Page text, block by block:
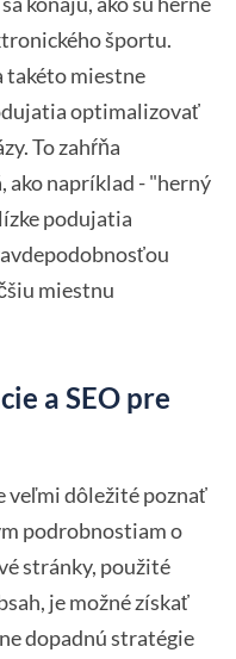
športu.
takéto miestne
optimalizovať
To zahŕňa
ako napríklad - "herný
podujatia
miestnu
a SEO pre
veľmi dôležité poznať
podrobnostiam o
stránky, použité
je možné získať
dopadnú stratégie